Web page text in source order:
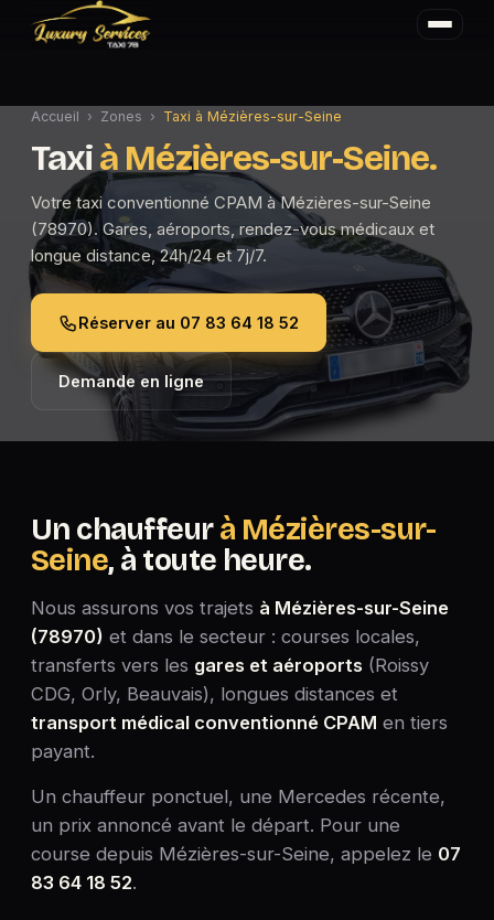
Accueil › Zones › Taxi à Mézières-sur-Seine
Taxià Mézières-sur-Seine.
Votre taxi conventionné CPAM à Mézières-sur-Seine
(78970). Gares, aéroports, rendez-vous médicaux et
longue distance, 24h/24 et 7j/7.
Réserver au 07 83 64 18 52
Demande en ligne
Un chauffeurà Mézières-sur-
Seine, à toute heure.
Nous assurons vos trajets à Mézières-sur-Seine
(78970) et dans le secteur : courses locales,
transferts vers les gares et aéroports (Roissy
CDG, Orly, Beauvais), longues distances et
transport médical conventionné CPAM en tiers
payant.
Un chauffeur ponctuel, une Mercedes récente,
un prix annoncé avant le départ. Pour une
course depuis Mézières-sur-Seine, appelez le 07
83 64 18 52.